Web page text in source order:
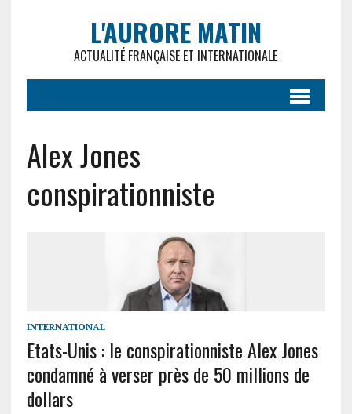
L'AURORE MATIN
ACTUALITÉ FRANÇAISE ET INTERNATIONALE
Alex Jones
conspirationniste
INTERNATIONAL
Etats-Unis : le conspirationniste Alex Jones
condamné à verser près de 50 millions de
dollars